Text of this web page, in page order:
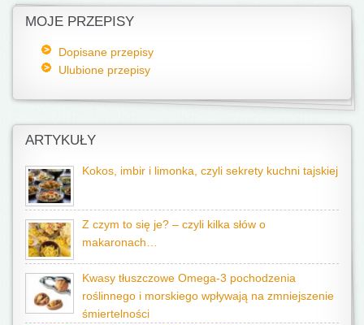
MOJE PRZEPISY
Dopisane przepisy
Ulubione przepisy
ARTYKUŁY
Kokos, imbir i limonka, czyli sekrety kuchni tajskiej
Z czym to się je? – czyli kilka słów o
makaronach…
Kwasy tłuszczowe Omega-3 pochodzenia
roślinnego i morskiego wpływają na zmniejszenie
śmiertelności